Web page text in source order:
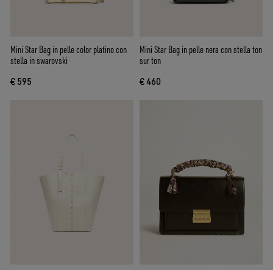
Mini Star Bag in pelle color platino con
stella in swarovski
€ 595
Mini Star Bag in pelle nera con stella ton
sur ton
€ 460